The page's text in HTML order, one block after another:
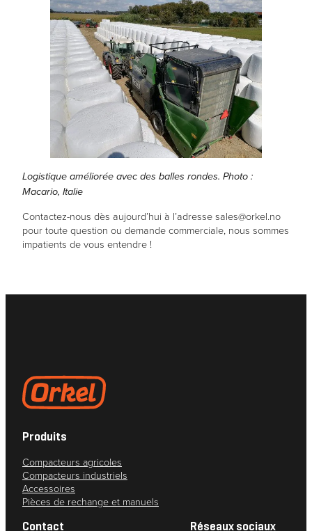
Logistique améliorée avec des balles rondes. Photo :
Macario, Italie
Contactez-nous dès aujourd’hui à l’adresse sales@orkel.no
pour toute question ou demande commerciale, nous sommes
impatients de vous entendre !
Produits
Compacteurs agricoles
Compacteurs industriels
Accessoires
Pièces de rechange et manuels
Contact Réseaux sociaux